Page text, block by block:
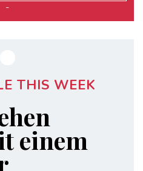
-
THIS WEEK
einem